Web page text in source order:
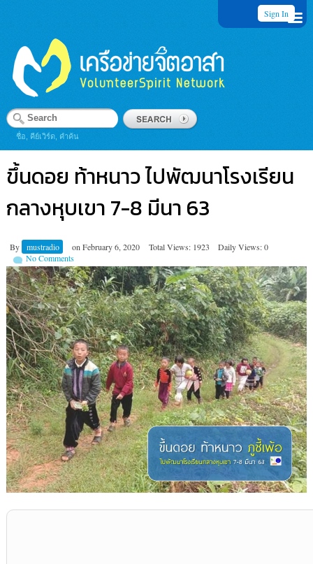
Sign In
ชื่อ, คีย์เวิร์ด, คำค้น
ขึ้นดอย ท้าหนาว ไปพัฒนาโรงเรียน
กลางหุบเขา 7-8 มีนา 63
By mustradio on February 6, 2020 Total Views: 1923
Daily Views: 0
No Comments